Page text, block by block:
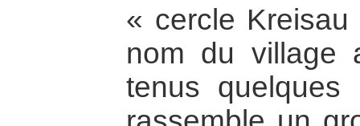
« cercle
nom du village
tenus quelques